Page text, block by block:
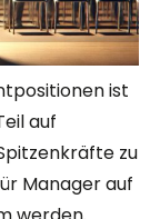
ist
auf
zu
Manager auf